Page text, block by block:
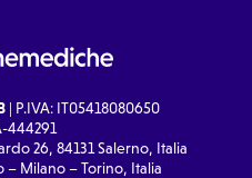
| P.IVA: IT05418080650
444291
26, 84131 Salerno, Italia
– Milano – Torino, Italia